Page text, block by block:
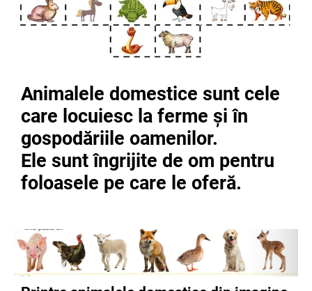
Animalele domestice sunt cele
care locuiesc la ferme și în
gospodăriile oamenilor.
Ele sunt îngrijite de om pentru
foloasele pe care le oferă.